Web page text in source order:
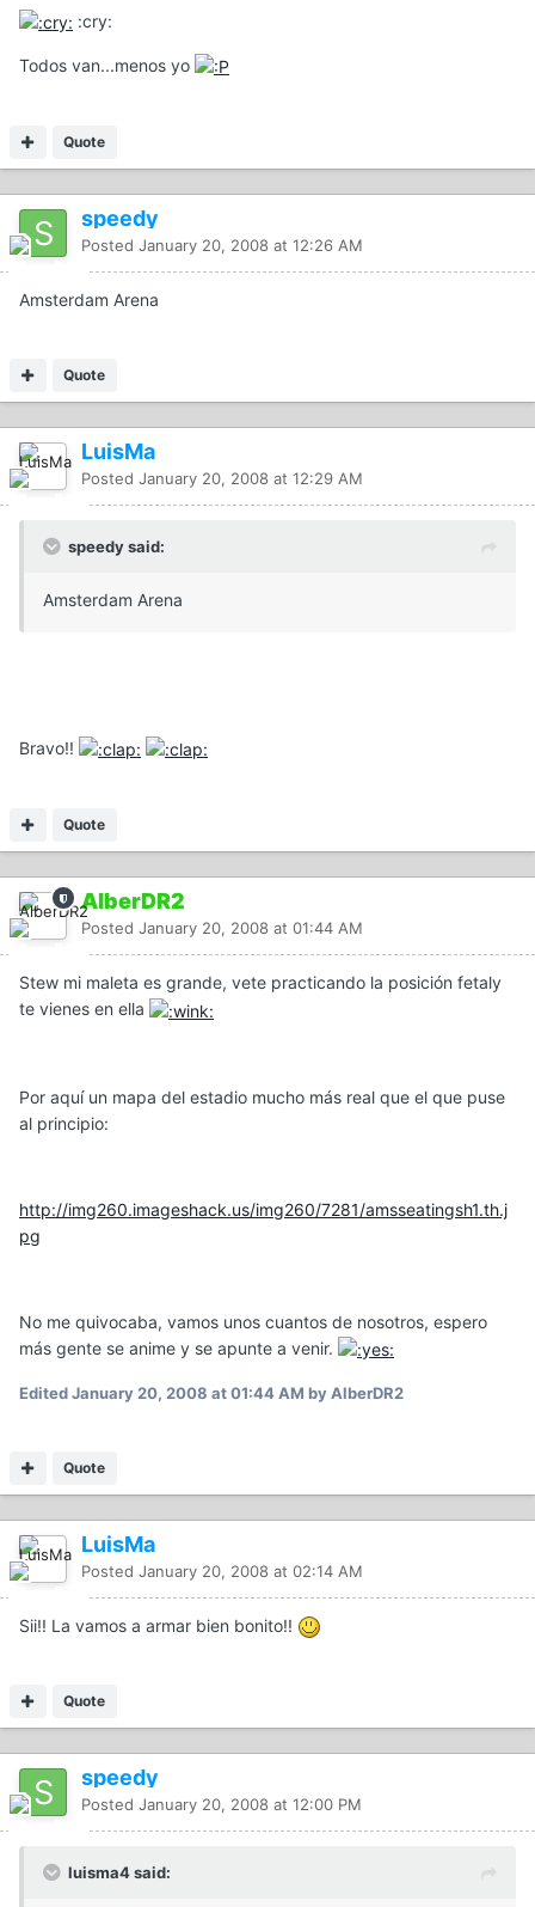
:cry:
Todos van...menos yo
Quote
speedy
Posted January 20, 2008 at 12:26 AM
Amsterdam Arena
Quote
LuisMa
Posted January 20, 2008 at 12:29 AM
speedy said:
Amsterdam Arena
Bravo!!
Quote
AlberDR2
Posted January 20, 2008 at 01:44 AM
Stew mi maleta es grande, vete practicando la posición fetaly
te vienes en ella
Por aquí un mapa del estadio mucho más real que el que puse
al principio:
http://img260.imageshack.us/img260/7281/amsseatingsh1.th.j
pg
No me quivocaba, vamos unos cuantos de nosotros, espero
más gente se anime y se apunte a venir.
EditedJanuary 20, 2008 at 01:44 AM by AlberDR2
Quote
LuisMa
Posted January 20, 2008 at 02:14 AM
Sii!! La vamos a armar bien bonito!!
Quote
speedy
Posted January 20, 2008 at 12:00 PM
luisma4 said: